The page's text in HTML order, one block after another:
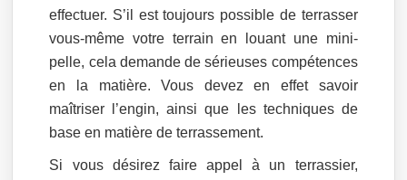
effectuer. S’il est toujours possible de terrasser
vous-même votre terrain en louant une mini-
pelle, cela demande de sérieuses compétences
en la matière. Vous devez en effet savoir
maîtriser l’engin, ainsi que les techniques de
base en matière de terrassement.
Si vous désirez faire appel à un terrassier,